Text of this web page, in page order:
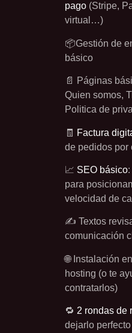
pago (Stripe,
virtual…)
📦Gestión de
básico
📄 Páginas
Quien somos,
Politica de
🧾 Factura
de pedidos por
📈 SEO básico
para
velocidad de
✍️ Textos
comunicación
🌐 Instalación
hosting (o te
contratarlos)
🔁 2 rondas de
dejarlo perfecto